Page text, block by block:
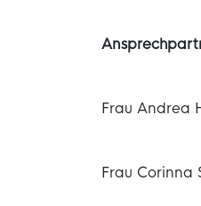
Frau Andrea
Frau Corinna